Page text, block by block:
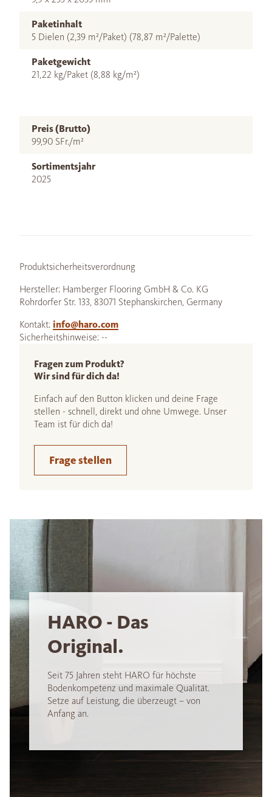
Paketinhalt
5 Dielen (2,39 m²/Paket) (78,87 m²/Palette)
Paketgewicht
21,22 kg/Paket (8,88 kg/m²)
Preis (Brutto)
99,90 SFr./m²
Sortimentsjahr
2025
Produktsicherheitsverordnung
Hersteller: Hamberger Flooring GmbH & Co. KG
Rohrdorfer Str. 133, 83071 Stephanskirchen, Germany
Kontakt: info@haro.com
Sicherheitshinweise: --
Fragen zum Produkt?
Wir sind für dich da!
Einfach auf den Button klicken und deine Frage
stellen - schnell, direkt und ohne Umwege. Unser
Team ist für dich da!
Frage stellen
HARO - Das
Original.
Seit 75 Jahren steht HARO für höchste
Bodenkompetenz und maximale Qualität.
Setze auf Leistung, die überzeugt – von
Anfang an.